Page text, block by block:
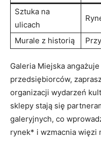
Sztuka na
ulicach
Murale z historią
Galeria⁢ Miejska
przedsiębiorców,
organizacji wydarzeń
sklepy stają się
galeryjnych, co
rynek* i wzmacnia więzi